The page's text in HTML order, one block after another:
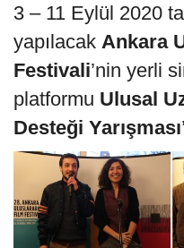
3 – 11 Eylül 2020
yapılacak Ankara
Festivali’nin yerli
platformu Ulusal
Desteği Yarışması